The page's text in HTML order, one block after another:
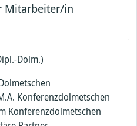
Mitarbeiter/in
Dolm.)
Konferenzdolmetschen
Konferenzdolmetschen